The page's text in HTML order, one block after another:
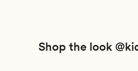
Shop the look